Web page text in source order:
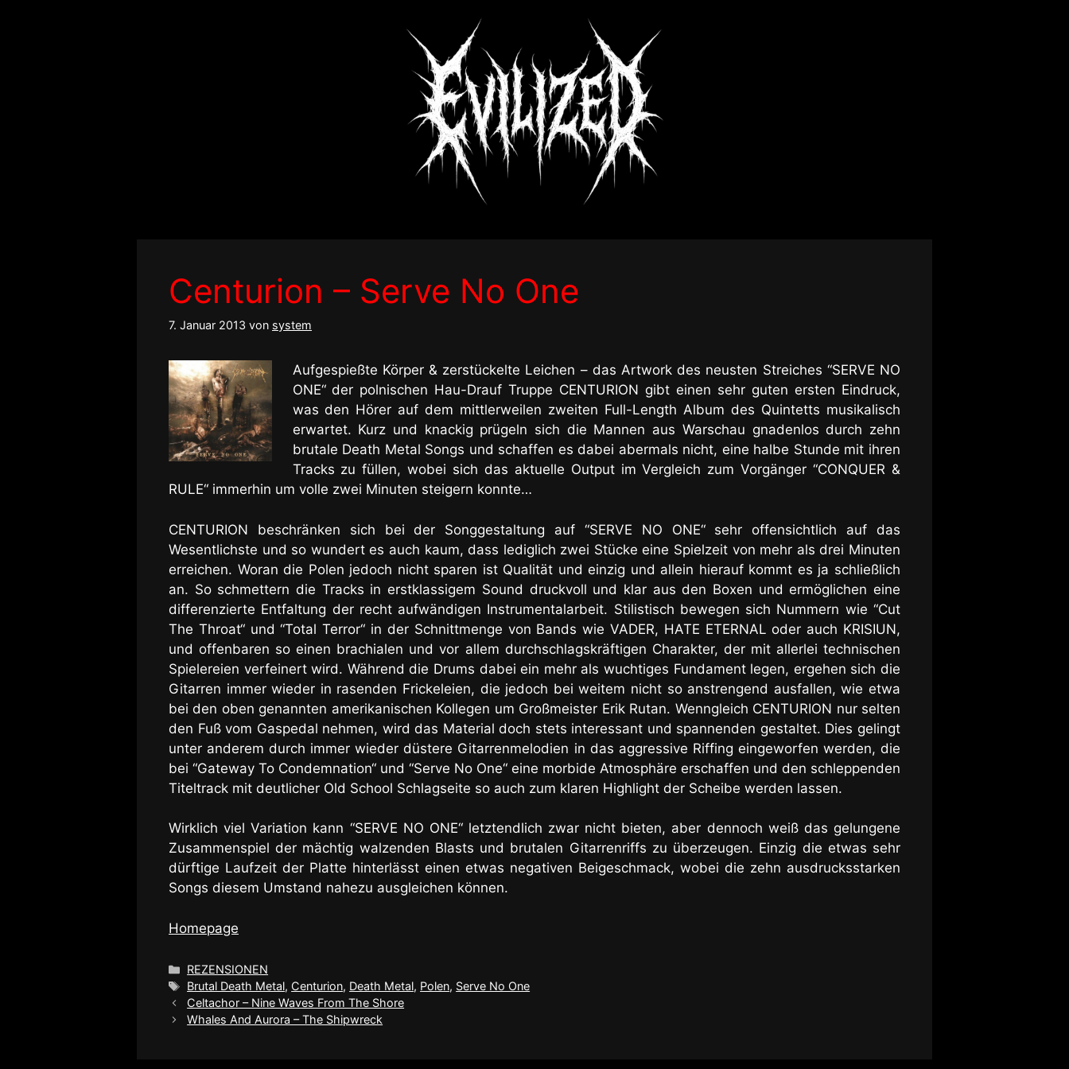
Centurion – Serve No One
7. Januar 2013 von system
Aufgespießte Körper & zerstückelte Leichen – das Artwork des neusten Streiches “SERVE NO
ONE“ der polnischen Hau-Drauf Truppe CENTURION gibt einen sehr guten ersten Eindruck,
was den Hörer auf dem mittlerweilen zweiten Full-Length Album des Quintetts musikalisch
erwartet. Kurz und knackig prügeln sich die Mannen aus Warschau gnadenlos durch zehn
brutale Death Metal Songs und schaffen es dabei abermals nicht, eine halbe Stunde mit ihren
Tracks zu füllen, wobei sich das aktuelle Output im Vergleich zum Vorgänger “CONQUER &
RULE“ immerhin um volle zwei Minuten steigern konnte…
CENTURION beschränken sich bei der Songgestaltung auf “SERVE NO ONE“ sehr offensichtlich auf das
Wesentlichste und so wundert es auch kaum, dass lediglich zwei Stücke eine Spielzeit von mehr als drei Minuten
erreichen. Woran die Polen jedoch nicht sparen ist Qualität und einzig und allein hierauf kommt es ja schließlich
an. So schmettern die Tracks in erstklassigem Sound druckvoll und klar aus den Boxen und ermöglichen eine
differenzierte Entfaltung der recht aufwändigen Instrumentalarbeit. Stilistisch bewegen sich Nummern wie “Cut
The Throat“ und “Total Terror“ in der Schnittmenge von Bands wie VADER, HATE ETERNAL oder auch KRISIUN,
und offenbaren so einen brachialen und vor allem durchschlagskräftigen Charakter, der mit allerlei technischen
Spielereien verfeinert wird. Während die Drums dabei ein mehr als wuchtiges Fundament legen, ergehen sich die
Gitarren immer wieder in rasenden Frickeleien, die jedoch bei weitem nicht so anstrengend ausfallen, wie etwa
bei den oben genannten amerikanischen Kollegen um Großmeister Erik Rutan. Wenngleich CENTURION nur selten
den Fuß vom Gaspedal nehmen, wird das Material doch stets interessant und spannenden gestaltet. Dies gelingt
unter anderem durch immer wieder düstere Gitarrenmelodien in das aggressive Riffing eingeworfen werden, die
bei “Gateway To Condemnation“ und “Serve No One“ eine morbide Atmosphäre erschaffen und den schleppenden
Titeltrack mit deutlicher Old School Schlagseite so auch zum klaren Highlight der Scheibe werden lassen.
Wirklich viel Variation kann “SERVE NO ONE“ letztendlich zwar nicht bieten, aber dennoch weiß das gelungene
Zusammenspiel der mächtig walzenden Blasts und brutalen Gitarrenriffs zu überzeugen. Einzig die etwas sehr
dürftige Laufzeit der Platte hinterlässt einen etwas negativen Beigeschmack, wobei die zehn ausdrucksstarken
Songs diesem Umstand nahezu ausgleichen können.
Homepage
Kategorien
REZENSIONEN
Schlagwörter
Brutal Death Metal, Centurion, Death Metal, Polen, Serve No One
Celtachor – Nine Waves From The Shore
Whales And Aurora – The Shipwreck